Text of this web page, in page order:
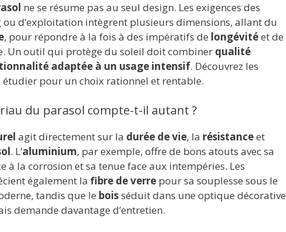
ne se résume pas au seul design. Les exigences des
d’exploitation intègrent plusieurs dimensions, allant du
, pour répondre à la fois à des impératifs de longévitéet de
Un outil qui protège du soleil doit combiner qualité
adaptée à un usage intensif. Découvrez les
pour un choix rationnel et rentable.
du parasol compte-t-il autant ?
agit directement sur la durée de vie, la résistanceet
. L’aluminium, par exemple, offre de bons atouts avec sa
à la corrosion et sa tenue face aux intempéries. Les
également la fibre de verre pour sa souplesse sous le
tandis que le boisséduit dans une optique décorative
demande davantage d’entretien.